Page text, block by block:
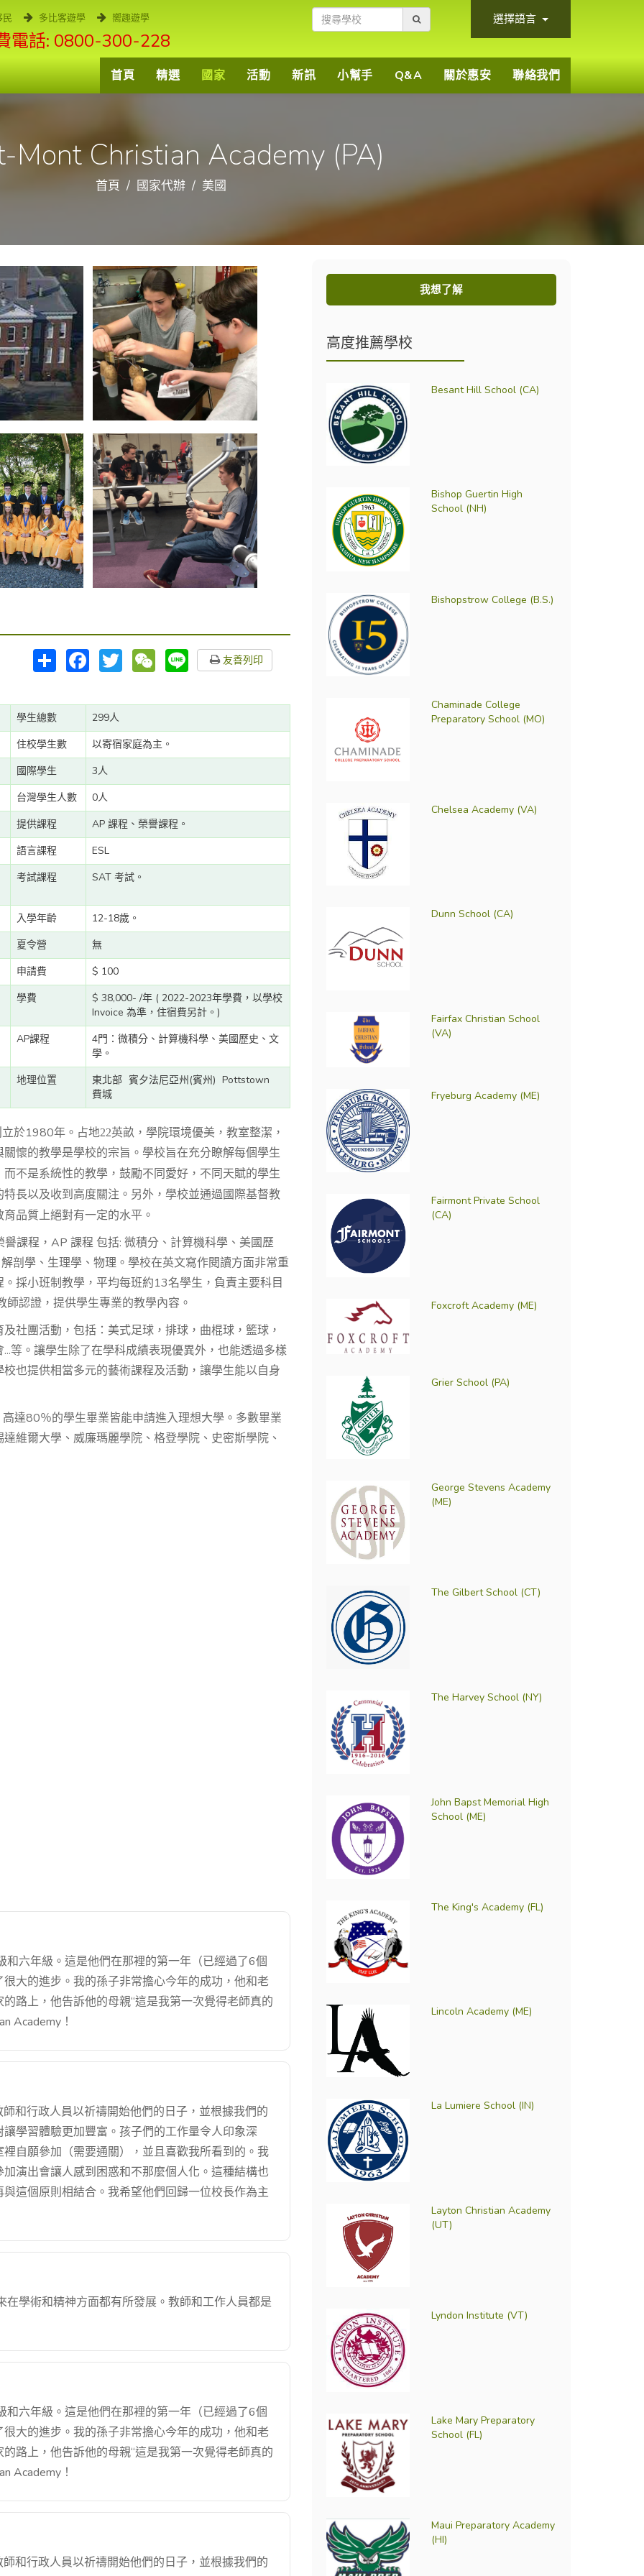
民 多比客遊學 嚮趣遊學
電話: 0800-300-228
選擇語言
首頁 精選 國家 活動 新訊 小幫手 Q&A 關於惠安 聯絡我們
Mont Christian Academy (PA)
首頁 國家代辦 美國
FacebookTwitter WeChat Line 友善列印
學生總數
299人
住校學生數
以寄宿家庭為主。
國際學生
3人
台灣學生人數
0人
提供課程
AP 課程、榮譽課程。
語言課程
ESL
考試課程
SAT 考試。
入學年齡
12-18歲。
夏令營
無
申請費
$ 100
學費
$ 38,000- /年 ( 2022-2023年學費，以學校
Invoice 為準，住宿費另計。)
AP課程
4門：微積分、計算機科學、美國歷史、文
學。
地理位置
東北部 賓夕法尼亞州(賓州) Pottstown
費城
於1980年。 占地22英畝，學院環境優美，教室整潔，
懷的教學是學校的宗旨。學校旨在充分瞭解每個學生
不是系統性的教學，鼓勵不同愛好，不同天賦的學生
長以及收到高度關注。 另外，學校並通過國際基督教
品質上絕對有一定的水平。
課程，AP 課程 包括: 微積分、計算機科學、美國歷
剖學、生理學、物理。 學校在英文寫作閱讀方面非常重
。採小班制教學，平均每班約13名學生，負責主要科目
認證，提供學生專業的教學內容。
社團活動，包括：美式足球，排球，曲棍球，籃球，
等。讓學生除了在學科成績表現優異外，也能透過多樣
也提供相當多元的藝術課程及活動，讓學生能以自身
達80％的學生畢業皆能申請進入理想大學。多數畢業
維爾大學、威廉瑪麗學院、格登學院、史密斯學院、
六年級。這是他們在那裡的第一年（已經過了6個
大的進步。我的孫子非常擔心今年的成功，他和老
路上，他告訴他的母親“這是我第一次覺得老師真的
Academy！
和行政人員以祈禱開始他們的日子，並根據我們的
學習體驗更加豐富。孩子們的工作量令人印象深
自願參加（需要通關），並且喜歡我所看到的。我
演出會讓人感到困惑和不那麼個人化。這種結構也
這個原則相結合。我希望他們回歸一位校長作為主
學術和精神方面都有所發展。教師和工作人員都是
六年級。這是他們在那裡的第一年（已經過了6個
大的進步。我的孫子非常擔心今年的成功，他和老
路上，他告訴他的母親“這是我第一次覺得老師真的
Academy！
和行政人員以祈禱開始他們的日子，並根據我們的
我想了解
高度推薦學校
Besant Hill School (CA)
Bishop Guertin High
School (NH)
Bishopstrow College (B.S.)
Chaminade College
Preparatory School (MO)
Chelsea Academy (VA)
Dunn School (CA)
Fairfax Christian School
(VA)
Fryeburg Academy (ME)
Fairmont Private School
(CA)
Foxcroft Academy (ME)
Grier School (PA)
George Stevens Academy
(ME)
The Gilbert School (CT)
The Harvey School (NY)
John Bapst Memorial High
School (ME)
The King's Academy (FL)
Lincoln Academy (ME)
La Lumiere School (IN)
Layton Christian Academy
(UT)
Lyndon Institute (VT)
Lake Mary Preparatory
School (FL)
Maui Preparatory Academy
(HI)